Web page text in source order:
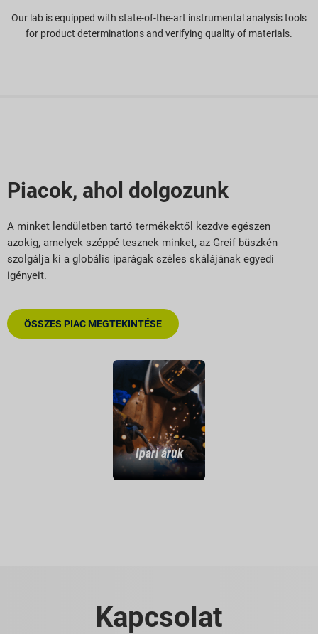
Our lab is equipped with state-of-the-art instrumental analysis tools
for product determinations and verifying quality of materials.
Piacok, ahol dolgozunk
A minket lendületben tartó termékektől kezdve egészen
azokig, amelyek széppé tesznek minket, az Greif büszkén
szolgálja ki a globális iparágak széles skálájának egyedi
igényeit.
ÖSSZES PIAC MEGTEKINTÉSE
Ipari áruk
Kapcsolat